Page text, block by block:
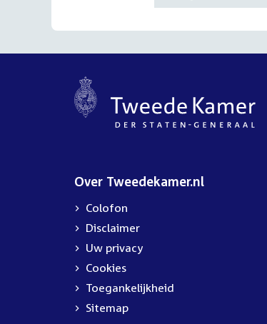
Over Tweedekamer.nl
Colofon
Disclaimer
Uw privacy
Cookies
Toegankelijkheid
Sitemap